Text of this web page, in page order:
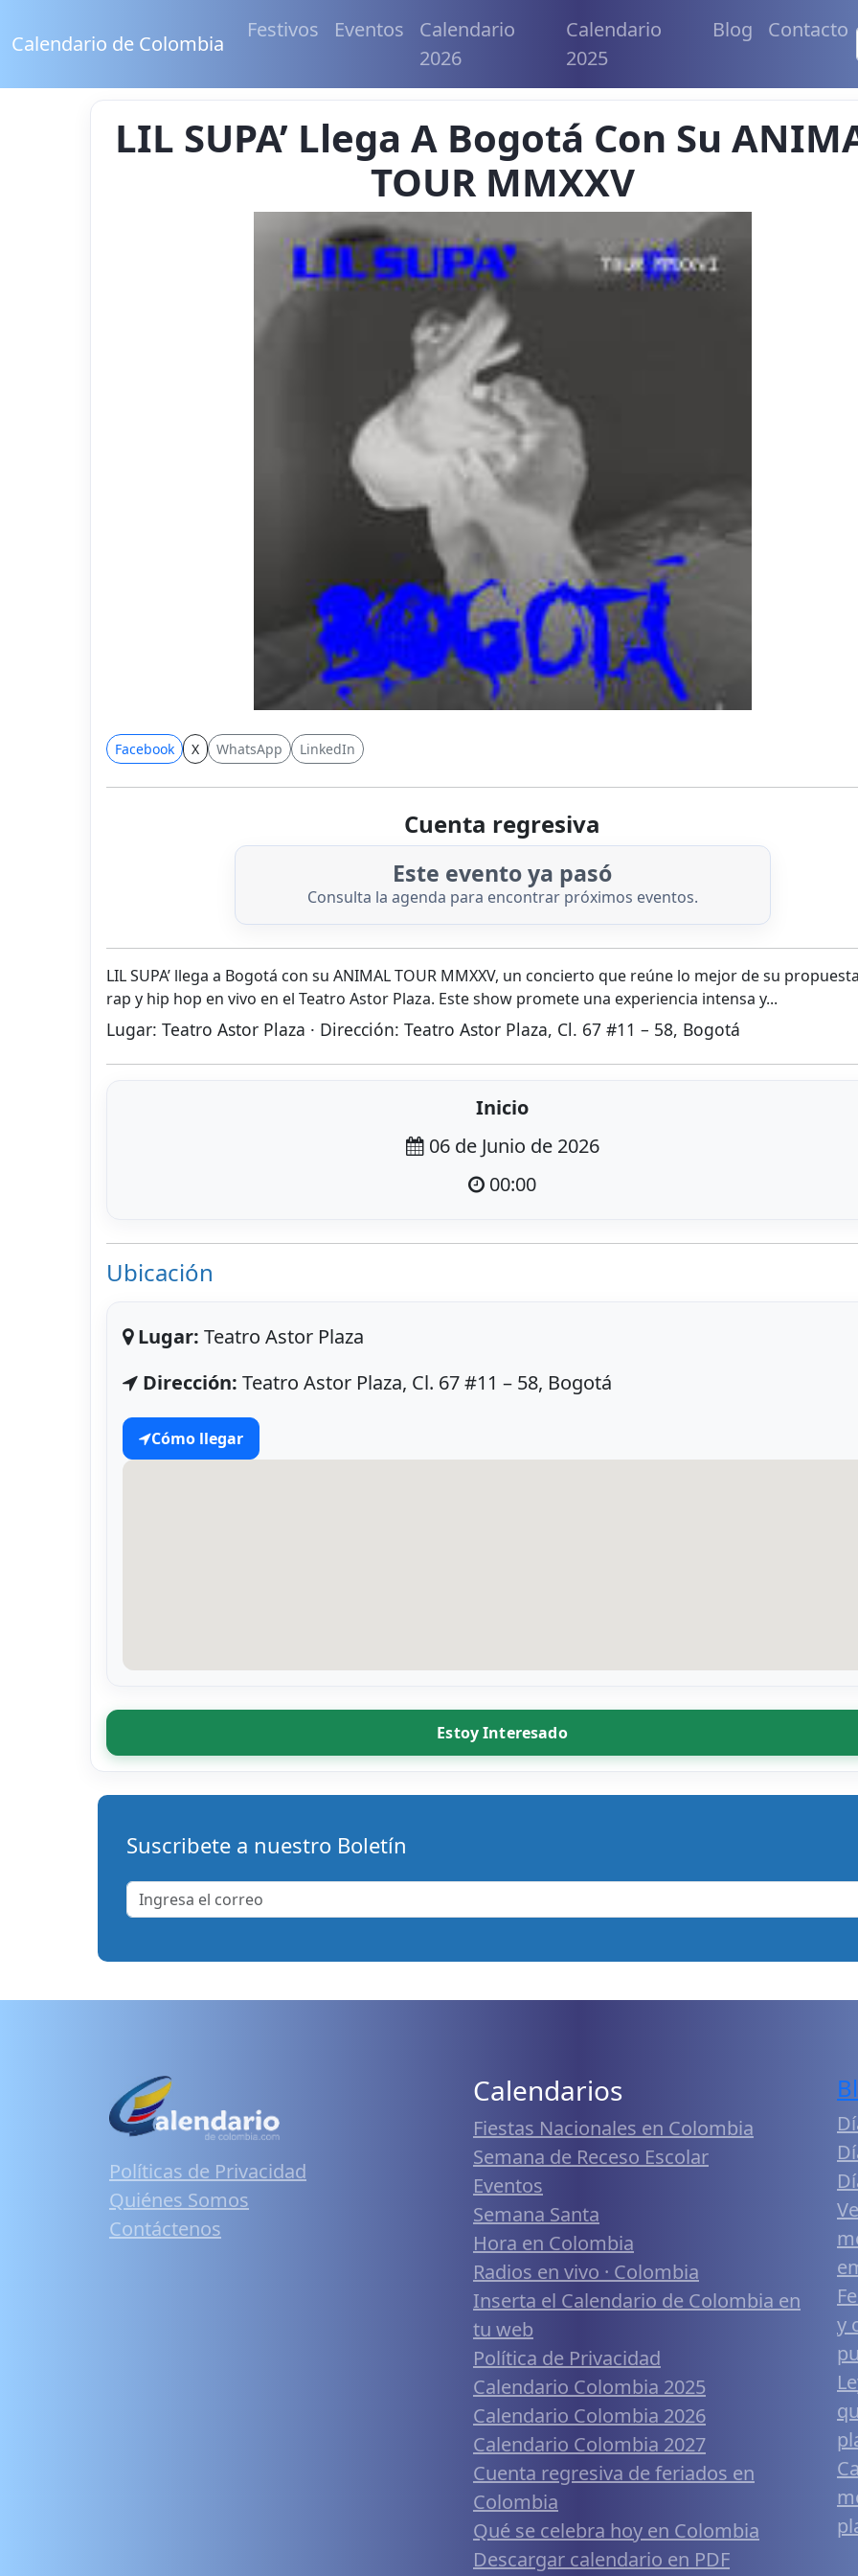
Calendario de Colombia
Festivos Eventos
Calendario
2026
Calendario
2025
Blog Contacto
LIL SUPA’ Llega A Bogotá Con Su
TOUR MMXXV
Facebook X WhatsApp LinkedIn
Cuenta regresiva
Este evento ya pasó
Consulta la agenda para encontrar próximos eventos.
LIL SUPA’ llega a Bogotá con su ANIMAL TOUR MMXXV, un concierto que reúne lo mejor de su
rap y hip hop en vivo en el Teatro Astor Plaza. Este show promete una experiencia intensa y...
Lugar: Teatro Astor Plaza · Dirección: Teatro Astor Plaza, Cl. 67 #11 – 58, Bogotá
Inicio
06 de Junio de 2026
00:00
Ubicación
Lugar: Teatro Astor Plaza
Dirección: Teatro Astor Plaza, Cl. 67 #11 – 58, Bogotá
Cómo llegar
Estoy Interesado
Suscribete a nuestro Boletín
Políticas de Privacidad
Quiénes Somos
Contáctenos
Calendarios
Fiestas Nacionales en Colombia
Semana de Receso Escolar
Eventos
Semana Santa
Hora en Colombia
Radios en vivo · Colombia
Inserta el Calendario de Colombia en
tu web
Política de Privacidad
Calendario Colombia 2025
Calendario Colombia 2026
Calendario Colombia 2027
Cuenta regresiva de feriados en
Colombia
Qué se celebra hoy en Colombia
Descargar calendario en PDF
y